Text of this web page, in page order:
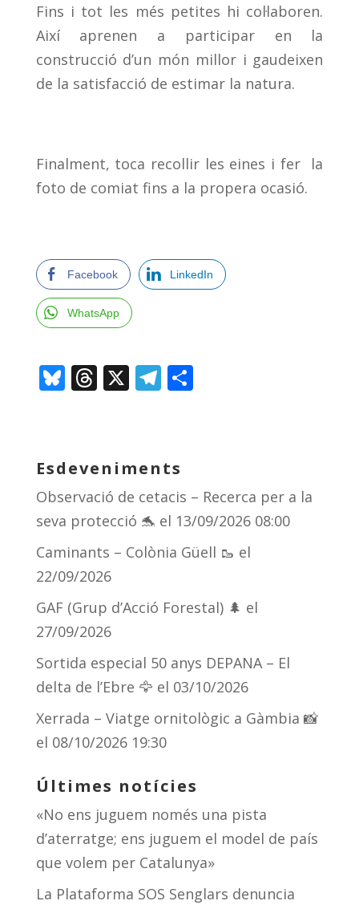
Fins i tot les més petites hi col·laboren.
Així aprenen a participar en la
construcció d’un món millor i gaudeixen
de la satisfacció de estimar la natura.
Finalment, toca recollir les eines i fer la
foto de comiat fins a la propera ocasió.
Facebook LinkedIn
WhatsApp
Bl
sk
y
T
d
s
X T
gr
a
m
C
te
ix
Esdeveniments
Observació de cetacis – Recerca per a la
seva protecció 🐬 el 13/09/2026 08:00
Caminants – Colònia Güell 🥾 el
22/09/2026
GAF (Grup d’Acció Forestal) 🌲 el
27/09/2026
Sortida especial 50 anys DEPANA – El
delta de l’Ebre 🦅 el 03/10/2026
Xerrada – Viatge ornitològic a Gàmbia 📸
el 08/10/2026 19:30
Últimes notícies
«No ens juguem només una pista
d’aterratge; ens juguem el model de país
que volem per Catalunya»
La Plataforma SOS Senglars denuncia